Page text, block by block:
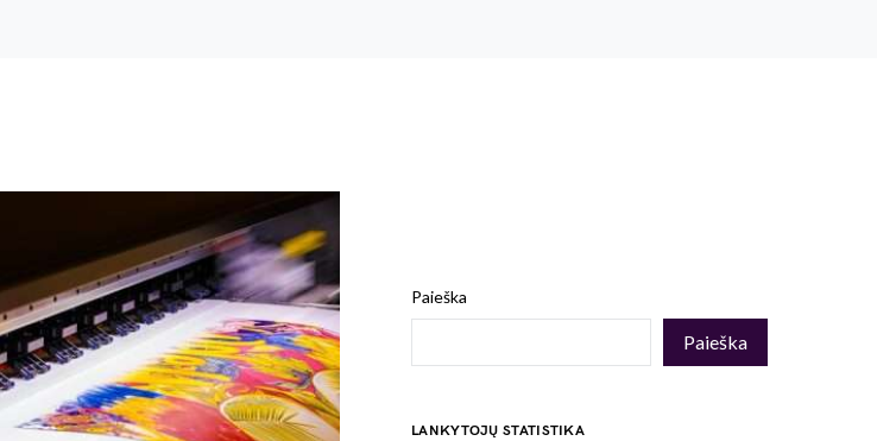
Paieška
Paieška
LANKYTOJŲ STATISTIKA